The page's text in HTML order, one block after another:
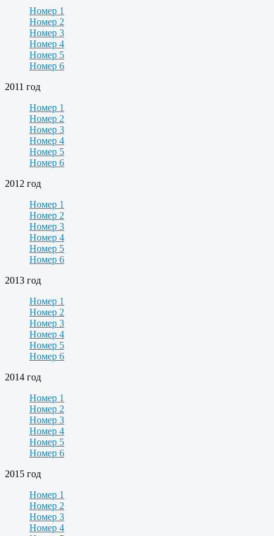
Номер 1
Номер 2
Номер 3
Номер 4
Номер 5
Номер 6
2011 год
Номер 1
Номер 2
Номер 3
Номер 4
Номер 5
Номер 6
2012 год
Номер 1
Номер 2
Номер 3
Номер 4
Номер 5
Номер 6
2013 год
Номер 1
Номер 2
Номер 3
Номер 4
Номер 5
Номер 6
2014 год
Номер 1
Номер 2
Номер 3
Номер 4
Номер 5
Номер 6
2015 год
Номер 1
Номер 2
Номер 3
Номер 4